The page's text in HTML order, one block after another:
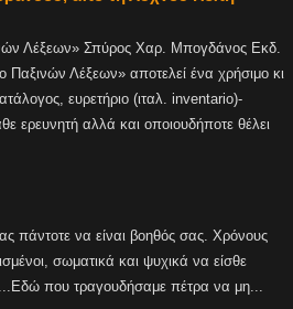
Λέξεων» Σπύρος Χαρ. Μπογδάνος Εκδ.
Λέξεων» αποτελεί ένα χρήσιμο κι
ευρετήριο (ιταλ. inventario)-
ερευνητή αλλά και οποιουδήποτε θέλει
να είναι βοηθός σας. Χρόνους
σωματικά και ψυχικά να είσθε
που τραγουδήσαμε πέτρα να μη...